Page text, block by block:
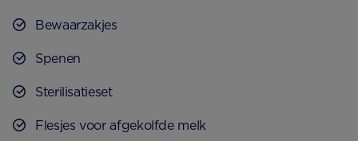
Bewaarzakjes
Spenen
Sterilisatieset
Flesjes voor afgekolfde melk